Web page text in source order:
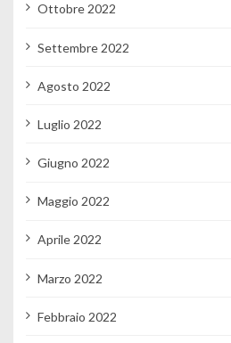
Ottobre 2022
Settembre 2022
Agosto 2022
Luglio 2022
Giugno 2022
Maggio 2022
Aprile 2022
Marzo 2022
Febbraio 2022